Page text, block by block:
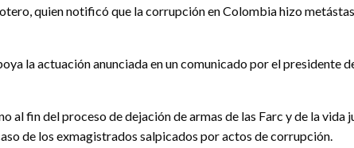
quien notificó que la corrupción en Colombia hizo
la actuación anunciada en un comunicado por el presidente
al fin del proceso de dejación de armas de las Farc y de la vida
de los exmagistrados salpicados por actos de corrupción.